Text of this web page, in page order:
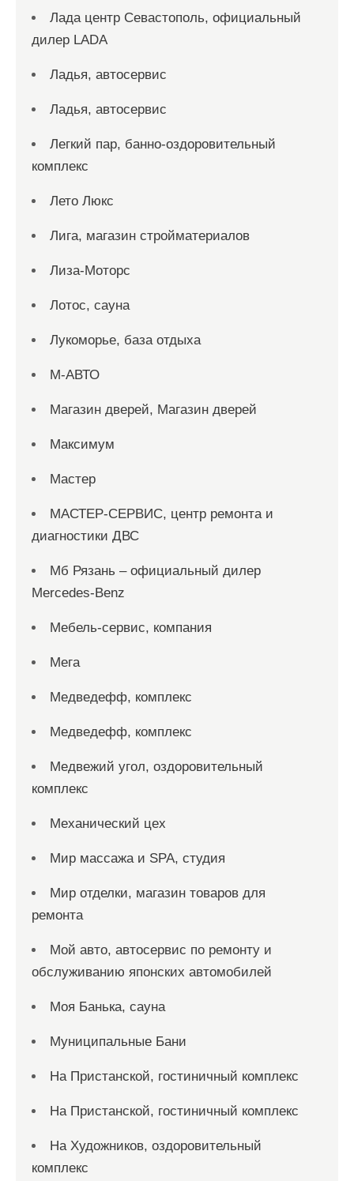
Лада центр Севастополь, официальный
дилер LADA
Ладья, автосервис
Ладья, автосервис
Легкий пар, банно-оздоровительный
комплекс
Лето Люкс
Лига, магазин стройматериалов
Лиза-Моторс
Лотос, сауна
Лукоморье, база отдыха
М-АВТО
Магазин дверей, Магазин дверей
Максимум
Мастер
МАСТЕР-СЕРВИС, центр ремонта и
диагностики ДВС
Мб Рязань – официальный дилер
Mercedes-Benz
Мебель-сервис, компания
Мега
Медведефф, комплекс
Медведефф, комплекс
Медвежий угол, оздоровительный
комплекс
Механический цех
Мир массажа и SPA, студия
Мир отделки, магазин товаров для
ремонта
Мой авто, автосервис по ремонту и
обслуживанию японских автомобилей
Моя Банька, сауна
Муниципальные Бани
На Пристанской, гостиничный комплекс
На Пристанской, гостиничный комплекс
На Художников, оздоровительный
комплекс